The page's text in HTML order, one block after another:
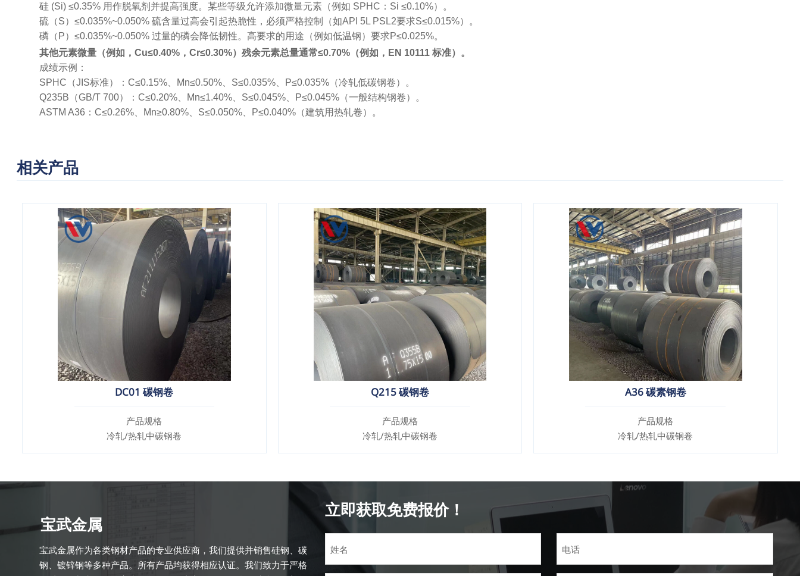
硅 (Si) ≤0.35% 用作脱氧剂并提高强度。某些等级允许添加微量元素（例如 SPHC：Si ≤0.10%）。
硫（S）≤0.035%~0.050% 硫含量过高会引起热脆性，必须严格控制（如API 5L PSL2要求S≤0.015%）。
磷（P）≤0.035%~0.050% 过量的磷会降低韧性。高要求的用途（例如低温钢）要求P≤0.025%。
其他元素微量（例如，Cu≤0.40%，Cr≤0.30%）残余元素总量通常≤0.70%（例如，EN 10111 标准）。
成绩示例：
SPHC（JIS标准）：C≤0.15%、Mn≤0.50%、S≤0.035%、P≤0.035%（冷轧低碳钢卷）。
Q235B（GB/T 700）：C≤0.20%、Mn≤1.40%、S≤0.045%、P≤0.045%（一般结构钢卷）。
ASTM A36：C≤0.26%、Mn≥0.80%、S≤0.050%、P≤0.040%（建筑用热轧卷）。
相关产品
DC01 碳钢卷
产品规格
冷轧/热轧中碳钢卷
Q215 碳钢卷
产品规格
冷轧/热轧中碳钢卷
A36 碳素钢卷
产品规格
冷轧/热轧中碳钢卷
宝武金属
宝武金属作为各类钢材产品的专业供应商，我们提供并销售硅钢、碳
钢、镀锌钢等多种产品。所有产品均获得相应认证。我们致力于严格
立即获取免费报价！